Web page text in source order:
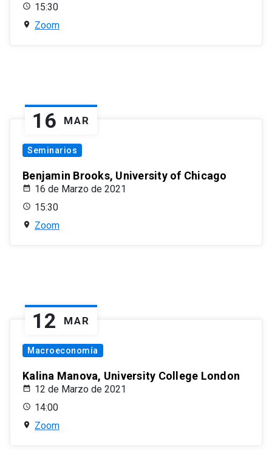
15:30
Zoom
16 MAR
Seminarios
Benjamin Brooks, University of Chicago
16 de Marzo de 2021
15:30
Zoom
12 MAR
Macroeconomía
Kalina Manova, University College London
12 de Marzo de 2021
14:00
Zoom